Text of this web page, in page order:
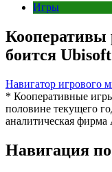
Игры
Кооперативы
боится Ubisoft
Навигатор игрового
* Кооперативные
половине текущего
аналитическая фирма
Навигация